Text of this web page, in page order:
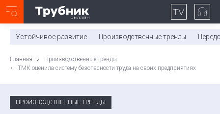
0:00/ 11:03
Устойчивое развитие Производственные тренды
Главная
Производственные тренды
ТМК оценила систему безопасности труда на своих предприятиях
ПРОИЗВОДСТВЕННЫЕ ТРЕНДЫ